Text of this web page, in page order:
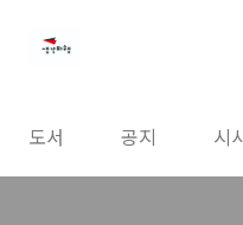
도서 공지 시